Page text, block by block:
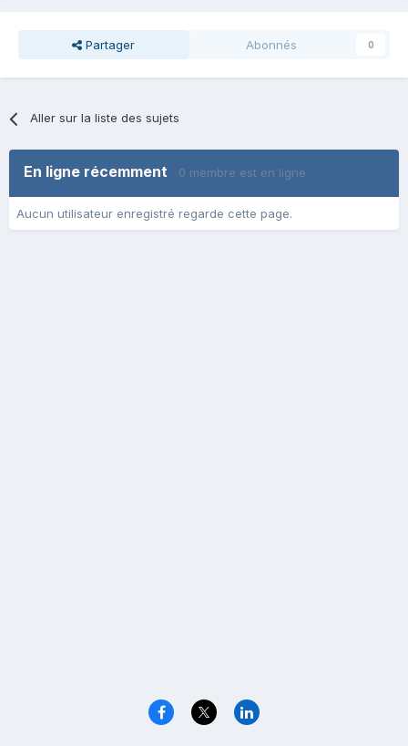
Partager Abonnés 0
Aller sur la liste des sujets
En ligne récemment 0 membre est en ligne
Aucun utilisateur enregistré regarde cette page.